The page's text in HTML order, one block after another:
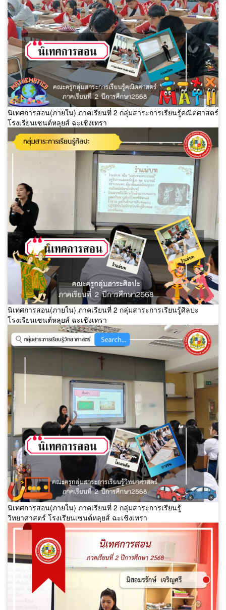
นิเทศการสอน(ภายใน) ภาคเรียนที่ 2 กลุ่มสาระการเรียนรู้คณิตศาสตร์
โรงเรียนเซนต์หลุยส์ ฉะเชิงเทรา
นิเทศการสอน(ภายใน) ภาคเรียนที่ 2 กลุ่มสาระการเรียนรู้ศิลปะ
โรงเรียนเซนต์หลุยส์ ฉะเชิงเทรา
นิเทศการสอน(ภายใน) ภาคเรียนที่ 2 กลุ่มสาระการเรียนรู้
วิทยาศาสตร์ โรงเรียนเซนต์หลุยส์ ฉะเชิงเทรา